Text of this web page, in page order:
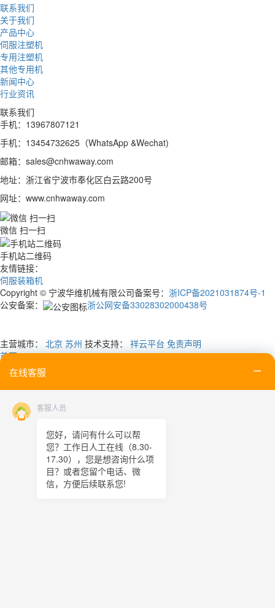
在线客服
客服人员
您好，请问有什么可以帮
您？工作日人工在线（8.30-
17.30），您是想咨询什么项
目？或者您留个电话、微
信，方便后续联系您!
联系我们
关于我们
产品中心
伺服注塑机
专用注塑机
其他专用机
新闻中心
行业资讯
联系我们
手机：13967807121
手机：13454732625（WhatsApp &Wechat)
邮箱：sales@cnhwaway.com
地址：浙江省宁波市奉化区白云路200号
网址：www.cnhwaway.com
微信 扫一扫
手机站二维码
友情链接：
伺服装箱机
Copyright © 宁波华维机械有限公司备案号： 浙ICP备2021031874号-1
公安备案：
浙公网安备33028302000438号
主营城市： 北京 苏州 技术支持： 祥云平台 免责声明
首页
电话
邮箱
联系
在线留言
二维码